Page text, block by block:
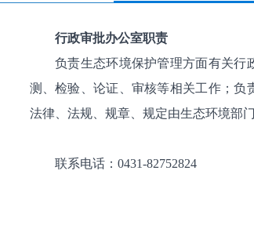
行政审批办公室职责
负责生态环境保护管理方面有关行政
测、检验、论证、审核等相关工作；负
法律、法规、规章、规定由生态环境部
联系电话：0431-82752824